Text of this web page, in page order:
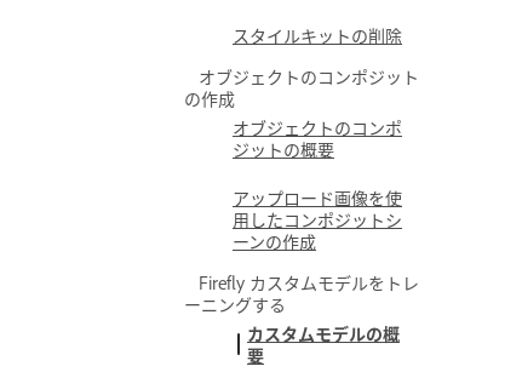
スタイルキットの削除
オブジェクトのコンポジット
の作成
オブジェクトのコンポ
ジットの概要
アップロード画像を使
用したコンポジットシ
ーンの作成
Firefly カスタムモデルをトレ
ーニングする
カスタムモデルの概
要